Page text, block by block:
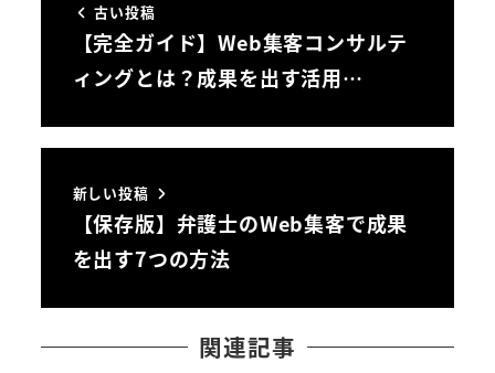
古い投稿
【完全ガイド】Web集客コンサルテ
ィングとは？成果を出す活用…
新しい投稿
【保存版】弁護士のWeb集客で成果
を出す7つの方法
関連記事